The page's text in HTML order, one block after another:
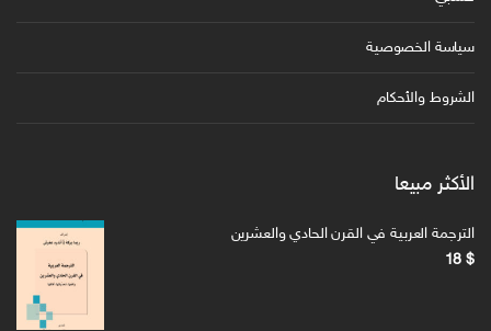
سياسة الخصوصية
الشروط والأحكام
الأكثر مبيعا
الترجمة العربية في القرن الحادي والعشرين
18$